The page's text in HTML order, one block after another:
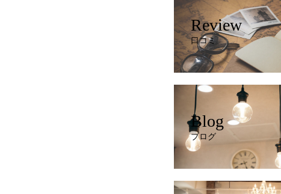
Review
口コミ
Blog
ブログ